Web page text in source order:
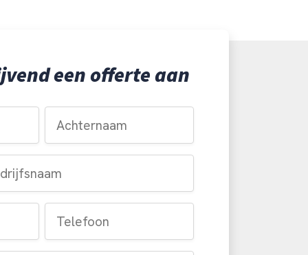
een offerte aan